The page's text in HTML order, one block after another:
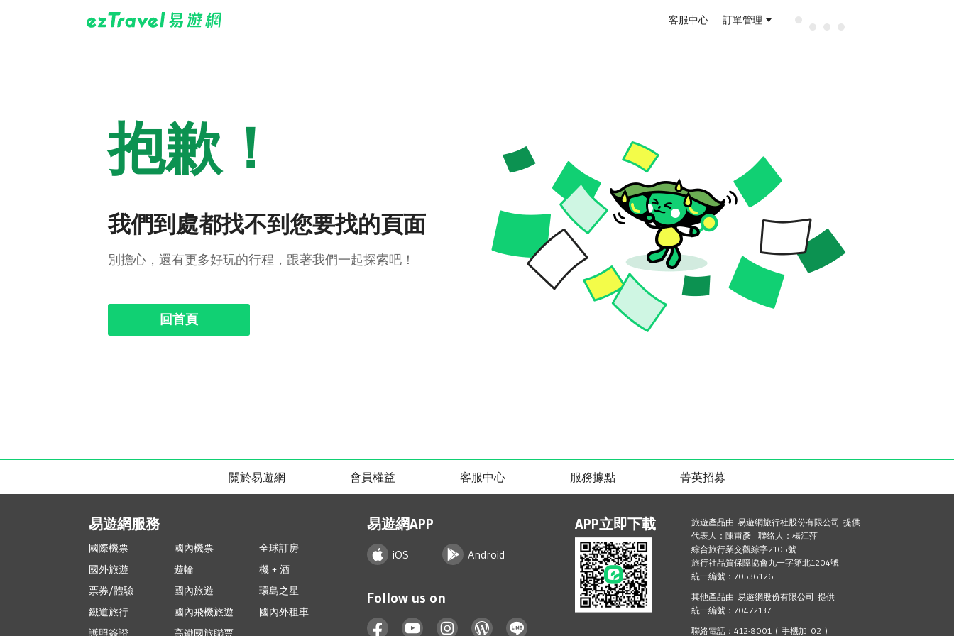
客服中心 訂單管理
抱歉！
我們到處都找不到您要找的頁面
別擔心，還有更多好玩的行程，跟著我們一起探索吧！
回首頁
關於易遊網 會員權益 客服中心 服務據點 菁英招募
易遊網服務
國際機票 國內機票
全球訂房
國外旅遊
遊輪
機 + 酒
票券/體驗
國內旅遊
環島之星
鐵道旅行
國內飛機旅遊
國內外租車
護照簽證
高鐵國旅聯票
易遊網APP
iOS Android
Follow us on
APP立即下載
旅遊產品由 易遊網旅行社股份有限公司 提供
代表人：陳甫彥 聯絡人：楊江萍
綜合旅行業交觀綜字2105號
旅行社品質保障協會九一字第北1204號
統一編號：70536126
其他產品由 易遊網股份有限公司 提供
統一編號：70472137
聯絡電話：412-8001 ( 手機加 02 )